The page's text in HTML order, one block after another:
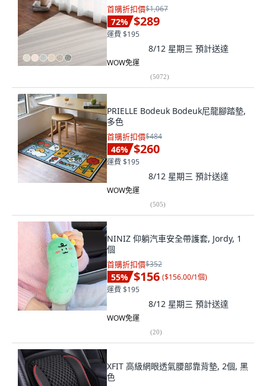
首購折扣價$1,067
72% $289
運費 $195
8/12 星期三 預計送達
WOW免運
(5072)
PRIELLE Bodeuk Bodeuk尼龍腳踏墊,
多色
首購折扣價$484
46% $260
運費 $195
8/12 星期三 預計送達
WOW免運
(505)
NINIZ 仰躺汽車安全帶護套, Jordy, 1
個
首購折扣價$352
55% $156 ($156.00/1個)
運費 $195
8/12 星期三 預計送達
WOW免運
(20)
XFIT 高級網眼透氣腰部靠背墊, 2個, 黑
色